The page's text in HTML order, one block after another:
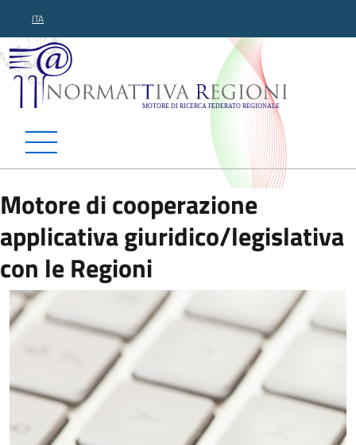
ITA
Normattiva Regioni -
Motore di cooperazione
applicativa giuridico/legislativa
con le Regioni